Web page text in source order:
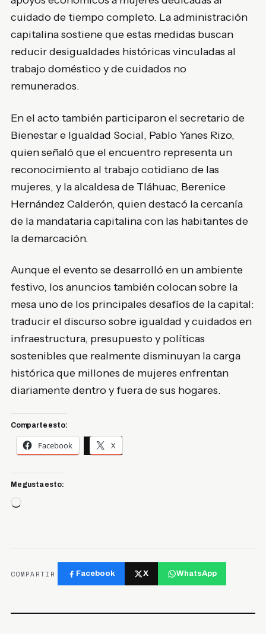
cuidado de tiempo completo. La administración
capitalina sostiene que estas medidas buscan
reducir desigualdades históricas vinculadas al
trabajo doméstico y de cuidados no
remunerados.
En el acto también participaron el secretario de
Bienestar e Igualdad Social, Pablo Yanes Rizo,
quien señaló que el encuentro representa un
reconocimiento al trabajo cotidiano de las
mujeres, y la alcaldesa de Tláhuac, Berenice
Hernández Calderón, quien destacó la cercanía
de la mandataria capitalina con las habitantes de
la demarcación.
Aunque el evento se desarrolló en un ambiente
festivo, los anuncios también colocan sobre la
mesa uno de los principales desafíos de la capital:
traducir el discurso sobre igualdad y cuidados en
infraestructura, presupuesto y políticas
sostenibles que realmente disminuyan la carga
histórica que millones de mujeres enfrentan
diariamente dentro y fuera de sus hogares.
Comparte esto:
Facebook X
Me gusta esto:
Cargando...
COMPARTIR Facebook X WhatsApp